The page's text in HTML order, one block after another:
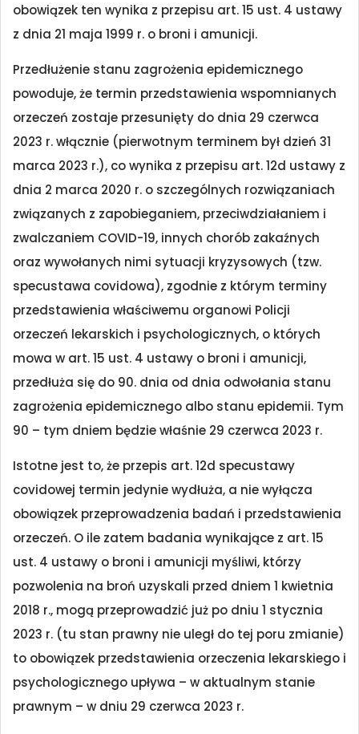
obowiązek ten wynika z przepisu art. 15 ust. 4 ustawy
z dnia 21 maja 1999 r. o broni i amunicji.
Przedłużenie stanu zagrożenia epidemicznego
powoduje, że termin przedstawienia wspomnianych
orzeczeń zostaje przesunięty do dnia 29 czerwca
2023 r. włącznie (pierwotnym terminem był dzień 31
marca 2023 r.), co wynika z przepisu art. 12d ustawy z
dnia 2 marca 2020 r. o szczególnych rozwiązaniach
związanych z zapobieganiem, przeciwdziałaniem i
zwalczaniem COVID-19, innych chorób zakaźnych
oraz wywołanych nimi sytuacji kryzysowych (tzw.
specustawa covidowa), zgodnie z którym terminy
przedstawienia właściwemu organowi Policji
orzeczeń lekarskich i psychologicznych, o których
mowa w art. 15 ust. 4 ustawy o broni i amunicji,
przedłuża się do 90. dnia od dnia odwołania stanu
zagrożenia epidemicznego albo stanu epidemii. Tym
90 – tym dniem będzie właśnie 29 czerwca 2023 r.
Istotne jest to, że przepis art. 12d specustawy
covidowej termin jedynie wydłuża, a nie wyłącza
obowiązek przeprowadzenia badań i przedstawienia
orzeczeń. O ile zatem badania wynikające z art. 15
ust. 4 ustawy o broni i amunicji myśliwi, którzy
pozwolenia na broń uzyskali przed dniem 1 kwietnia
2018 r., mogą przeprowadzić już po dniu 1 stycznia
2023 r. (tu stan prawny nie uległ do tej poru zmianie)
to obowiązek przedstawienia orzeczenia lekarskiego i
psychologicznego upływa – w aktualnym stanie
prawnym – w dniu 29 czerwca 2023 r.